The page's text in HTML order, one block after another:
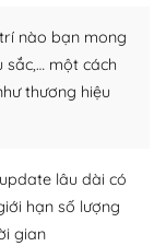
cho mục đích
có thể dễ
60%
nào bạn mong
sắc,… một cách
thương hiệu
lâu dài có
hạn số lượng
gian